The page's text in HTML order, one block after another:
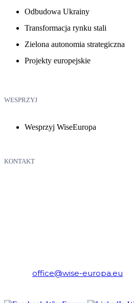
Odbudowa Ukrainy
Transformacja rynku stali
Zielona autonomia strategiczna
Projekty europejskie
WESPRZYJ
Wesprzyj WiseEuropa
KONTAKT
office@wise-europa.eu